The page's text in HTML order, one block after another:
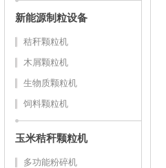
新能源制粒设备
秸秆颗粒机
木屑颗粒机
生物质颗粒机
饲料颗粒机
玉米秸秆颗粒机
多功能粉碎机